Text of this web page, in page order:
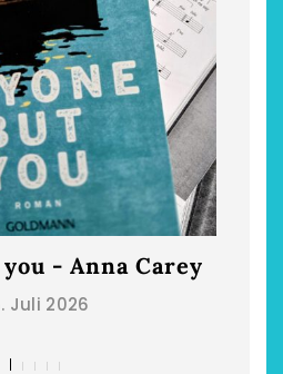
- Anna Carey
Juli 2026